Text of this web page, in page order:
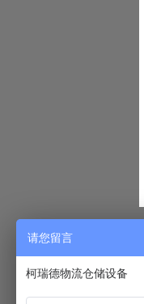
请您留言
柯瑞德物流仓储设备